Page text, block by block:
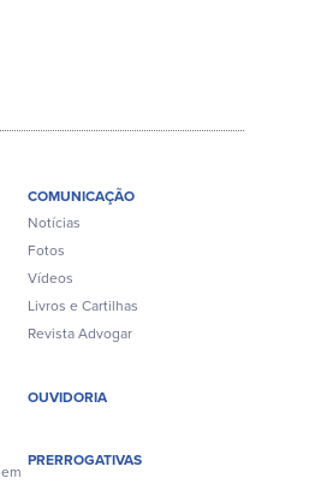
COMUNICAÇÃO
Notícias
Fotos
Vídeos
Livros e Cartilhas
Revista Advogar
OUVIDORIA
PRERROGATIVAS